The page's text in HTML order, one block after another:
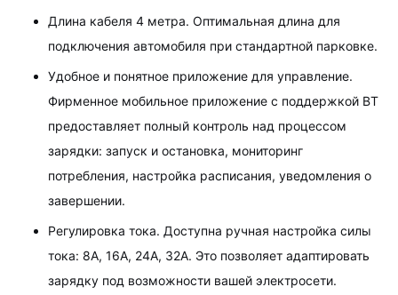
Длина кабеля 4 метра. Оптимальная длина для
подключения автомобиля при стандартной парковке.
Удобное и понятное приложение для управление.
Фирменное мобильное приложение с поддержкой BT
предоставляет полный контроль над процессом
зарядки: запуск и остановка, мониторинг
потребления, настройка расписания, уведомления о
завершении.
Регулировка тока. Доступна ручная настройка силы
тока: 8А, 16А, 24А, 32А. Это позволяет адаптировать
зарядку под возможности вашей электросети.